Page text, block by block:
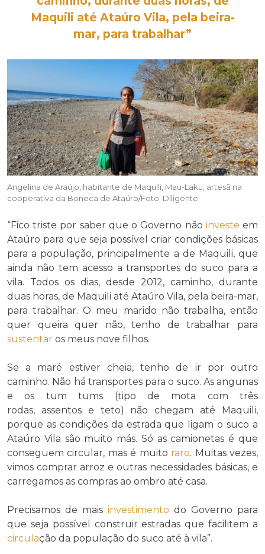
Maquili até Ataúro Vila, pela beira-
mar, para trabalhar”
Angelina de Araújo, habitante de Maquili, Mau-Laku, artesã na
cooperativa da Boneca de Ataúro/Foto: Diligente
“Fico triste por saber que o Governo não investe em
Ataúro para que seja possível criar condições básicas
para a população, principalmente a de Maquili, que
ainda não tem acesso a transportes do suco para a
vila. Todos os dias, desde 2012, caminho, durante
duas horas, de Maquili até Ataúro Vila, pela beira-mar,
para trabalhar. O meu marido não trabalha, então
quer queira quer não, tenho de trabalhar para
sustentar os meus nove filhos.
Se a maré estiver cheia, tenho de ir por outro
caminho. Não há transportes para o suco. As angunas
e os tum tums (tipo de mota com três
rodas, assentos e teto) não chegam até Maquili,
porque as condições da estrada que ligam o suco a
Ataúro Vila são muito más. Só as camionetas é que
conseguem circular, mas é muito raro. Muitas vezes,
vimos comprar arroz e outras necessidades básicas, e
carregamos as compras ao ombro até casa.
Precisamos de mais investimento do Governo para
que seja possível construir estradas que facilitem a
circulação da população do suco até à vila”.